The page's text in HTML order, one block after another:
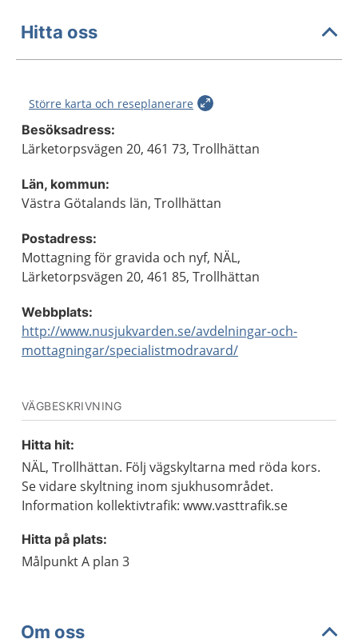
Hitta oss
Större karta och reseplanerare
Besöksadress:
Lärketorpsvägen 20, 461 73, Trollhättan
Län, kommun:
Västra Götalands län, Trollhättan
Postadress:
Mottagning för gravida och nyf, NÄL,
Lärketorpsvägen 20, 461 85, Trollhättan
Webbplats:
http://www.nusjukvarden.se/avdelningar-och-
mottagningar/specialistmodravard/
VÄGBESKRIVNING
Hitta hit:
NÄL, Trollhättan. Följ vägskyltarna med röda kors.
Se vidare skyltning inom sjukhusområdet.
Information kollektivtrafik: www.vasttrafik.se
Hitta på plats:
Målpunkt A plan 3
Om oss